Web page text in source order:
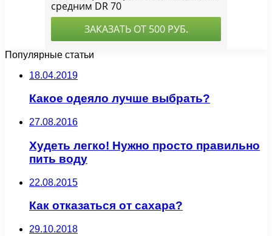
Популярные статьи
18.04.2019
Какое одеяло лучше выбрать?
27.08.2016
Худеть легко! Нужно просто правильно
пить воду
22.08.2015
Как отказаться от сахара?
29.10.2018